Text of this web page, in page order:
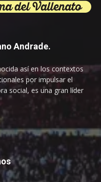
Andrade.
así en los contextos
por impulsar el
social, es una gran líder